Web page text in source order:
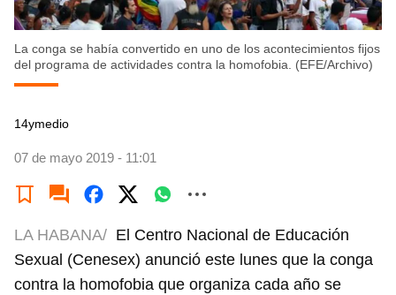
La conga se había convertido en uno de los acontecimientos fijos
del programa de actividades contra la homofobia. (EFE/Archivo)
14ymedio
07 de mayo 2019 - 11:01
LA HABANA/ El Centro Nacional de Educación
Sexual (Cenesex) anunció este lunes que la conga
contra la homofobia que organiza cada año se